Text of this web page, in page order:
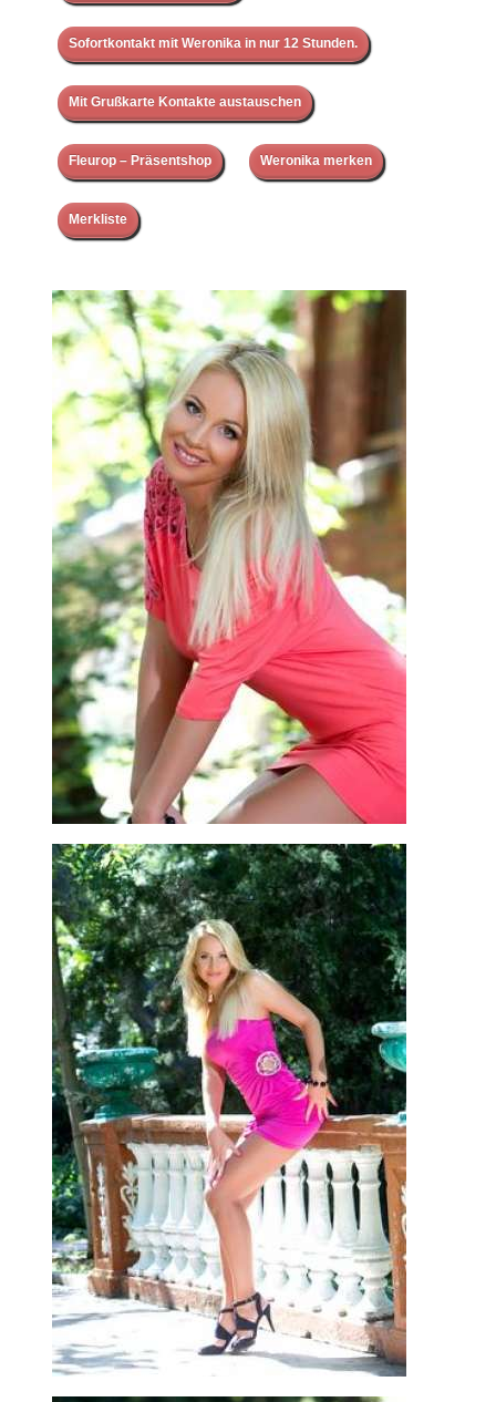
Sofortkontakt mit Weronika in nur 12 Stunden.
Mit Grußkarte Kontakte austauschen
Fleurop – Präsentshop Weronika merken
Merkliste